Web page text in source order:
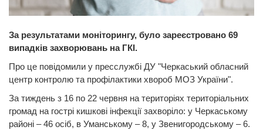
За результатами моніторингу, було зареєстровано 69
випадків захворювань на ГКІ.
Про це повідомили у пресслужбі ДУ "Черкаський обласний
центр контролю та профілактики хвороб МОЗ України".
За тиждень з 16 по 22 червня на територіях територіальних
громад на гострі кишкові інфекції захворіло: у Черкаському
районі – 46 осіб, в Уманському – 8, у Звенигородському – 6.